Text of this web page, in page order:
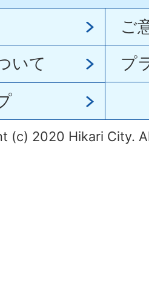
ご
いて
プ
(c) 2020 Hikari City.